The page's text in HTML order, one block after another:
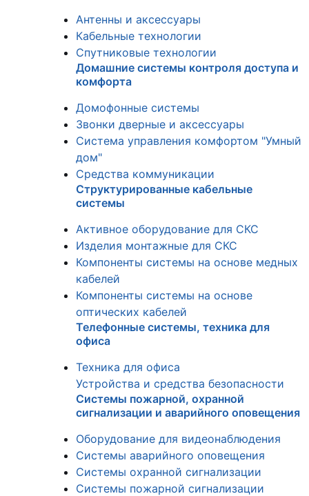
Антенны и аксессуары
Кабельные технологии
Спутниковые технологии
Домашние системы контроля доступа и
комфорта
Домофонные системы
Звонки дверные и аксессуары
Система управления комфортом "Умный
дом"
Средства коммуникации
Структурированные кабельные
системы
Активное оборудование для СКС
Изделия монтажные для СКС
Компоненты системы на основе медных
кабелей
Компоненты системы на основе
оптических кабелей
Телефонные системы, техника для
офиса
Техника для офиса
Устройства и средства безопасности
Системы пожарной, охранной
сигнализации и аварийного оповещения
Оборудование для видеонаблюдения
Системы аварийного оповещения
Системы охранной сигнализации
Системы пожарной сигнализации